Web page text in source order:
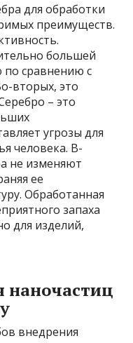
для обработки
преимуществ.
большей
сравнению с
вторых, это
– это
угрозы для
человека. В-
не изменяют
ее
Обработанная
запаха
для изделий,
наночастиц
внедрения